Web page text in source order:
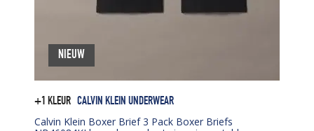
+1 KLEUR CALVIN KLEIN UNDERWEAR
Calvin Klein Boxer Brief 3 Pack Boxer Briefs
NIEUW